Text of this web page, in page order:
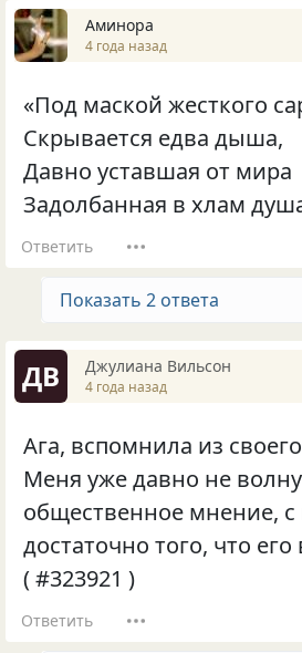
Аминора
4 года назад
«Под маской жесткого
Скрывается едва дыша,
Давно уставшая от мира
Задолбанная в хлам
Ответить
Показать 2 ответа
ДВ Джулиана Вильсон
4 года назад
Ага, вспомнила из
Меня уже давно не
общественное мнение,
достаточно того, что
( #323921 )
Ответить